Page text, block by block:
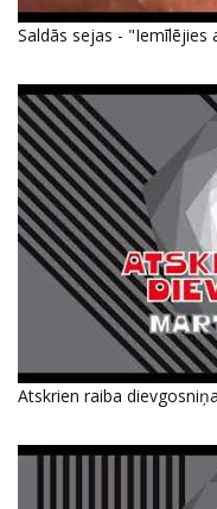
Saldās sejas - "Iemīlējies
Atskrien raiba